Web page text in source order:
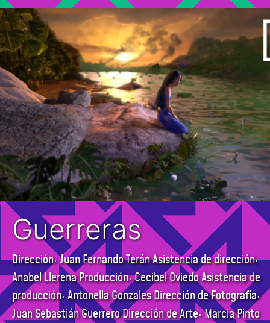
Guerreras
Dirección: Juan Fernando Terán Asistencia de dirección:
Anabel Llerena Producción: Cecibel Oviedo Asistencia de
producción: Antonella Gonzales Dirección de Fotografía:
Juan Sebastián Guerrero Dirección de Arte: Marcia Pinto